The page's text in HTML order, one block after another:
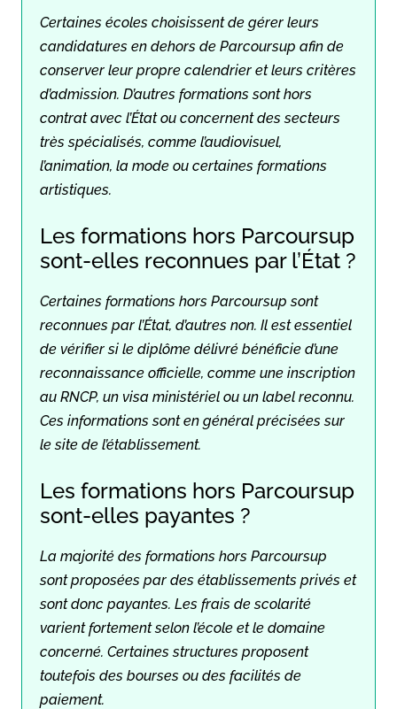
Certaines écoles choisissent de gérer leurs
candidatures en dehors de Parcoursup afin de
conserver leur propre calendrier et leurs critères
d’admission. D’autres formations sont hors
contrat avec l’État ou concernent des secteurs
très spécialisés, comme l’audiovisuel,
l’animation, la mode ou certaines formations
artistiques.
Les formations hors Parcoursup
sont-elles reconnues par l’État ?
Certaines formations hors Parcoursup sont
reconnues par l’État, d’autres non. Il est essentiel
de vérifier si le diplôme délivré bénéficie d’une
reconnaissance officielle, comme une inscription
au RNCP, un visa ministériel ou un label reconnu.
Ces informations sont en général précisées sur
le site de l’établissement.
Les formations hors Parcoursup
sont-elles payantes ?
La majorité des formations hors Parcoursup
sont proposées par des établissements privés et
sont donc payantes. Les frais de scolarité
varient fortement selon l’école et le domaine
concerné. Certaines structures proposent
toutefois des bourses ou des facilités de
paiement.